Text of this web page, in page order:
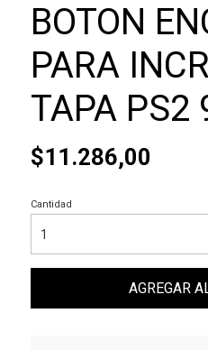
BOTON
PARA
TAPA PS2
$11.286,00
Cantidad
AGREGAR